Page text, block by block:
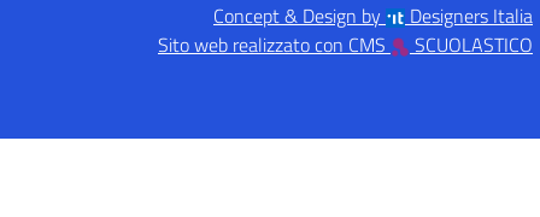
Concept & Design by
Designers Italia
Sito web realizzato con CMS
SCUOLASTICO